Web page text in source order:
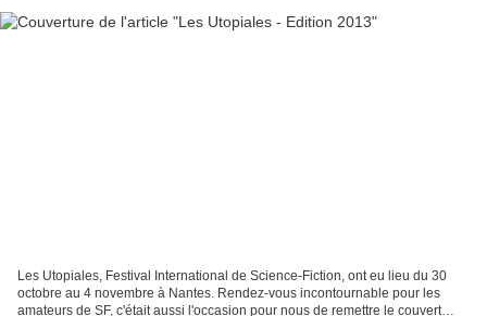
Les Utopiales, Festival International de Science-Fiction, ont eu lieu du 30
octobre au 4 novembre à Nantes. Rendez-vous incontournable pour les
amateurs de SF, c'était aussi l'occasion pour nous de remettre le couvert